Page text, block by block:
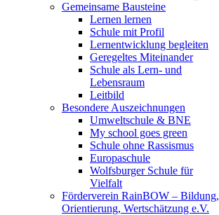
Gemeinsame Bausteine
Lernen lernen
Schule mit Profil
Lernentwicklung begleiten
Geregeltes Miteinander
Schule als Lern- und
Lebensraum
Leitbild
Besondere Auszeichnungen
Umweltschule & BNE
My school goes green
Schule ohne Rassismus
Europaschule
Wolfsburger Schule für
Vielfalt
Förderverein RainBOW – Bildung,
Orientierung, Wertschätzung e.V.